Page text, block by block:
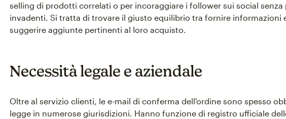
selling di prodotti correlati o per incoraggiare i follower sui social senza
invadenti. Si tratta di trovare il giusto equilibrio tra fornire informazioni
suggerire aggiunte pertinenti al loro acquisto.
Necessità legale e aziendale
Oltre al servizio clienti, le e-mail di conferma dell'ordine sono spesso
legge in numerose giurisdizioni. Hanno funzione di registro ufficiale